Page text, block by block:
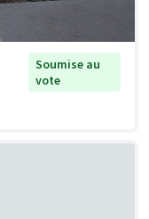
Soumise au
vote